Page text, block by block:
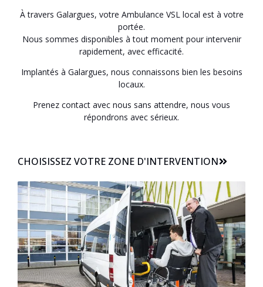
À travers Galargues, votre Ambulance VSL local est à votre
portée.
Nous sommes disponibles à tout moment pour intervenir
rapidement, avec efficacité.
Implantés à Galargues, nous connaissons bien les besoins
locaux.
Prenez contact avec nous sans attendre, nous vous
répondrons avec sérieux.
CHOISISSEZ VOTRE ZONE D'INTERVENTION